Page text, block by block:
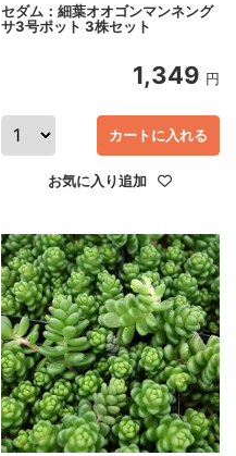
セダム：細葉オオゴンマンネング
サ3号ポット 3株セット
1,349 円
お気に入り追加
カートに入れる